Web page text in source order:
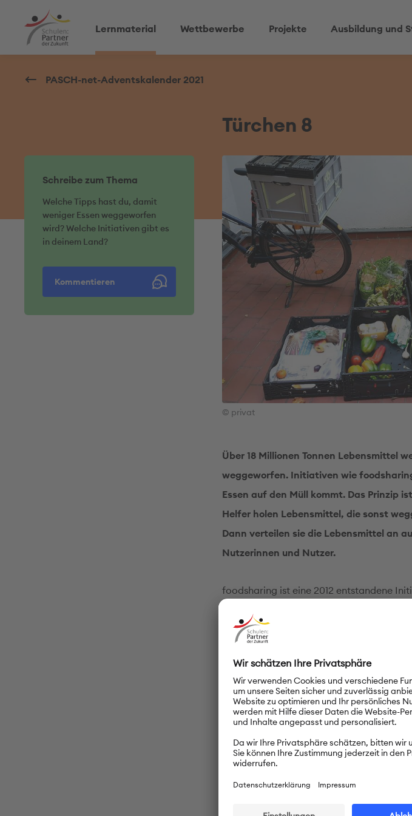
Lernmaterial Wettbewerbe Projekte Ausbildung und
PASCH-net-Adventskalender 2021
Türchen 8
Schreibe zum Thema
Welche Tipps hast du, damit
weniger Essen weggeworfen
wird? Welche Initiativen gibt es
in deinem Land?
Kommentieren
© privat
Über 18 Millionen Tonnen Lebensmittel
weggeworfen. Initiativen wie
Essen auf den Müll kommt. Das Prinzip
Helfer holen Lebensmittel, die sonst
Dann verteilen sie die Lebensmittel an
Nutzerinnen und Nutzer.
foodsharing ist eine 2012 entstandene
wegwerfen würde. Über 200.000
sogenannte „Foodsaver“, machen mit.
finden etwa 1.000 Abholungen statt.